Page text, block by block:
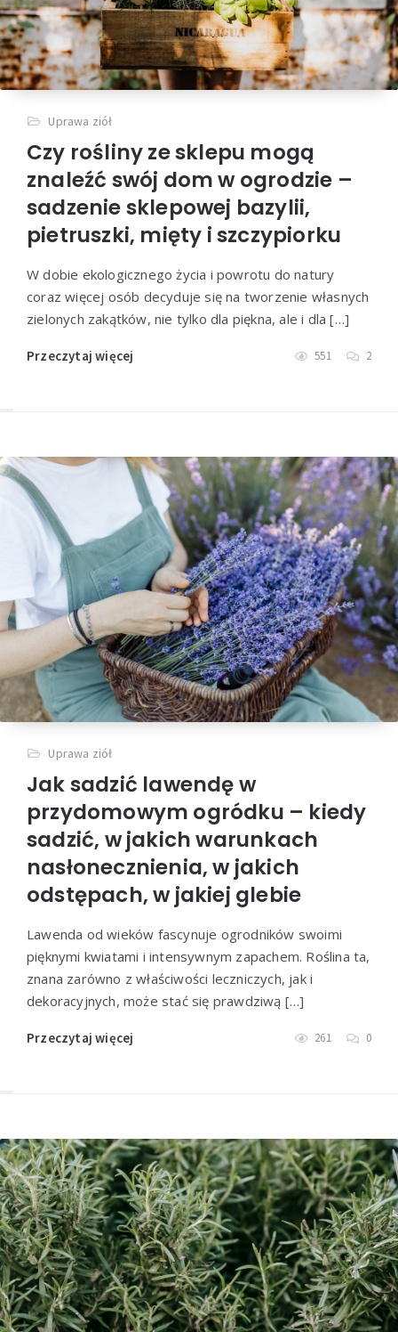
Uprawa ziół
Czy rośliny ze sklepu mogą
znaleźć swój dom w ogrodzie –
sadzenie sklepowej bazylii,
pietruszki, mięty i szczypiorku
W dobie ekologicznego życia i powrotu do natury
coraz więcej osób decyduje się na tworzenie własnych
zielonych zakątków, nie tylko dla piękna, ale i dla […]
Przeczytaj więcej 551 2
Uprawa ziół
Jak sadzić lawendę w
przydomowym ogródku – kiedy
sadzić, w jakich warunkach
nasłonecznienia, w jakich
odstępach, w jakiej glebie
Lawenda od wieków fascynuje ogrodników swoimi
pięknymi kwiatami i intensywnym zapachem. Roślina ta,
znana zarówno z właściwości leczniczych, jak i
dekoracyjnych, może stać się prawdziwą […]
Przeczytaj więcej 261 0